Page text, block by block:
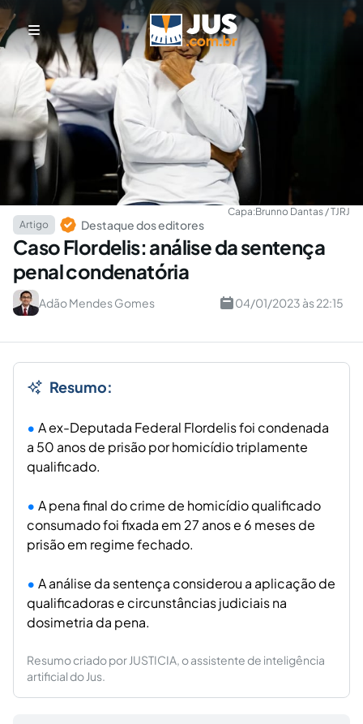
Capa:Brunno Dantas / TJRJ
Artigo
Destaque dos editores
Caso Flordelis: análise da sentença
penal condenatória
Adão Mendes Gomes 04/01/2023 às 22:15
Resumo:
A ex-Deputada Federal Flordelis foi condenada
a 50 anos de prisão por homicídio triplamente
qualificado.
A pena final do crime de homicídio qualificado
consumado foi fixada em 27 anos e 6 meses de
prisão em regime fechado.
A análise da sentença considerou a aplicação de
qualificadoras e circunstâncias judiciais na
dosimetria da pena.
Resumo criado por JUSTICIA, o assistente de inteligência
artificial do Jus.